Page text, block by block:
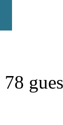
78